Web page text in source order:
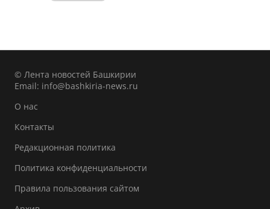
© Лента новостей Башкирии
Email: info@bashkiria-news.ru
О нас
Контакты
Редакционная политика
Политика конфиденциальности
Правила пользования сайтом